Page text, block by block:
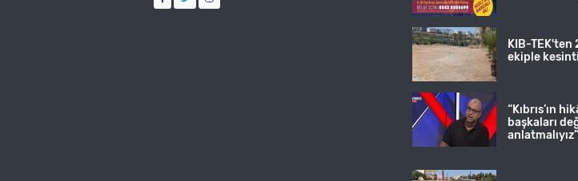
KIB-TEK'ten
ekiple
“Kıbrıs’ın
başkaları
anlatmalıyız”